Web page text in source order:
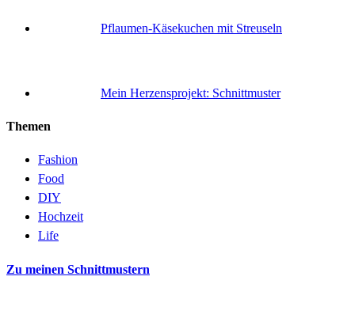
Pflaumen-Käsekuchen mit Streuseln
Mein Herzensprojekt: Schnittmuster
Themen
Fashion
Food
DIY
Hochzeit
Life
Zu meinen Schnittmustern